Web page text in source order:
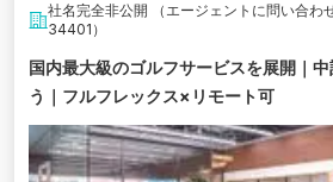
社名完全非公開 （エージェントに問い合わ
34401）
国内最大級のゴルフサービスを展開｜
う｜フルフレックス×リモート可